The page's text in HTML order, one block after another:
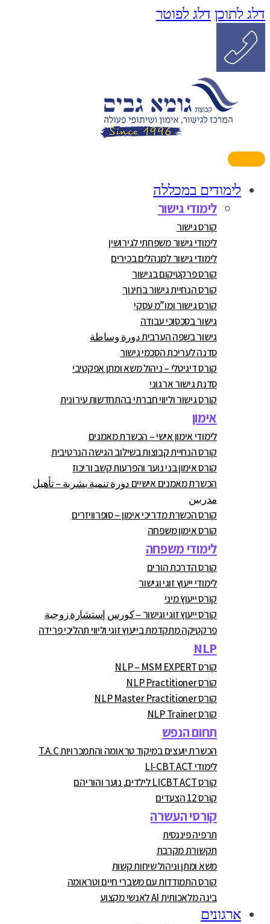
דלג לתוכן דלג לפוטר
לימודים במכללה
לימודי גישור
קורס גישור
לימודי גישור משפחתי לגירושין
לימודי גישור למנהלים בכירים
קורס פרקטיקום בגישור
קורס הנחיית גישור בחינוך
קורס גישור ומו”מ עסקי
גישור בסכסוכי עבודה
גישור בשפה הערבית دورة وساطة
סדנה לעריכת הסכמי גישור
קורס דיגיטלי – ניהול משא ומתן אפקטיבי
סדנת גישור ארגוני
קורס גישור וליווי חברתי בהתחדשות עירונית
אימון
לימודי אימון אישי – הכשרת מאמנים
קורס הנחיית קבוצות בשילוב הגישה הנרטיבית
קורס אימון בני נוער והפרעות קשב וריכוז
הכשרת מאמנים אישיים دورة تنمية بشرية – تأهيل
مدربين
קורס הכשרת מדריכי אימון – סופרוויזרים
קורס אימון משפחה
לימודי משפחה
קורס הדרכת הורים
לימודי ייעוץ זוגי וגישור
קורס ייעוץ מיני
קורס ייעוץ זוגי וגישור – كورس إستشارة زوجية
פרקטיקה מתקדמת בייעוץ זוגי וליווי תהליכי פרידה
NLP
קורס NLP – MSM EXPERT
קורס NLP Practitioner
קורס NLP Master Practitioner
קורס NLP Trainer
תחום הנפש
הכשרת יועצים במיקוד טראומה והתמכרויות T.A.C
לימודי LI-CBT ACT
קורס LICBT ACT לילדים, נוער והוריהם
קורס 12 הצעדים
קורסי העשרה
תרפיה פיננסית
תקשורת מקרבת
משא ומתן וניהול שיחות קשות
קורס התמודדות עם משברי חיים וטראומה
בינה מלאכותית AI לאנשי מקצוע
ארגונים